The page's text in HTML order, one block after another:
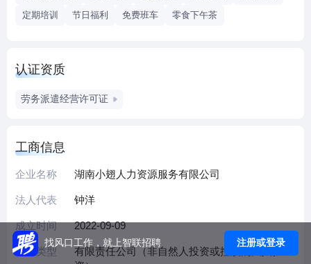
商业综合体管理服务；劳务服务（不含劳务派遣）（除依法
定期培训
节日福利 免费班车 零食下午茶
认证资质
劳务派遣经营许可证
工商信息
企业名称 湖南小翅人力资源服务有限公司
法人代表 钟洋
成立时间 2022-09-09
企业类型
有限责任公司（非自然人投资或控股的法人独
找风口工作，就上智联招聘 注册或登录